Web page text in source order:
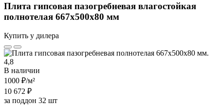
Плита гипсовая пазогребневая влагостойкая
полнотелая 667х500х80 мм
Купить у дилера
4,8
В наличии
1000 ₽/м²
10 672 ₽
за поддон 32 шт